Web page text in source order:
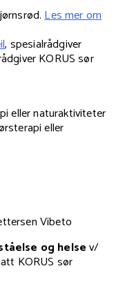
Les mer om
, spesialrådgiver
KORUS sør
eller naturaktiviteter
eller
Vibeto
og helsev/
KORUS sør